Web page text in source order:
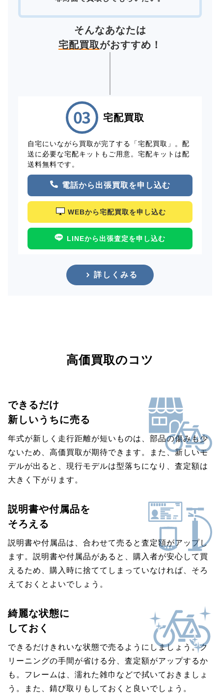
そんなあなたは
宅配買取がおすすめ！
宅配買取
自宅にいながら買取が完了する「宅配買取」。配
送に必要な宅配キットもご用意。宅配キットは配
送料無料です。
電話から出張買取を申し込む
WEBから宅配買取を申し込む
LINEから出張査定を申し込む
詳しくみる
高価買取のコツ
できるだけ
新しいうちに売る
年式が新しく走行距離が短いものは、部品の傷みも少
ないため、高価買取が期待できます。また、新しいモ
デルが出ると、現行モデルは型落ちになり、査定額は
大きく下がります。
説明書や付属品を
そろえる
説明書や付属品は、合わせて売ると査定額がアップし
ます。説明書や付属品があると、購入者が安心して買
えるため、購入時に捨ててしまっていなければ、そろ
えておくとよいでしょう。
綺麗な状態に
しておく
できるだけきれいな状態で売るようにしましょう。ク
リーニングの手間が省ける分、査定額がアップするか
も。フレームは、濡れた雑巾などで拭いておきましょ
う。また、錆び取りもしておくと良いでしょう。